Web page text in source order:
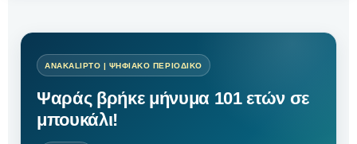
Ψαράς βρήκε μήνυμα 101 ετών σε
μπουκάλι!